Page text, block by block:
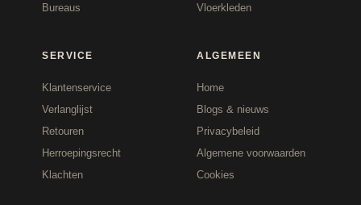
Bureaus
Vloerkleden
SERVICE
Klantenservice
Verlanglijst
Retouren
Herroepingsrecht
Klachten
ALGEMEEN
Home
Blogs & nieuws
Privacybeleid
Algemene voorwaarden
Cookies